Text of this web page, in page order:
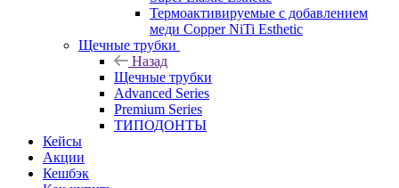
Термоактивируемые с добавлением
меди Copper NiTi Esthetic
Щечные трубки
Назад
Щечные трубки
Advanced Series
Premium Series
ТИПОДОНТЫ
Кейсы
Акции
Кешбэк